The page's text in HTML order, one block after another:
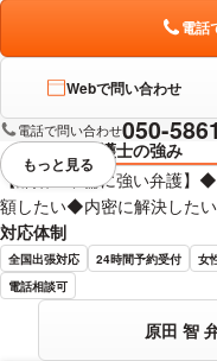
電話
Webで問い合わせ
電話で問い合わせ050-
弁護士の強み
【離婚・不倫に強い弁護
額したい◆内密に解決したい
対応体制
全国出張対応 24時間予約受付 女
電話相談可
原田 智
視覚的に省略されてい
もっと見る